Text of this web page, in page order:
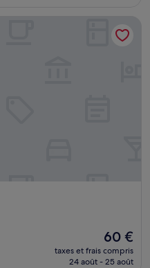
de
113 €
Le
nouveau
prix
60 €
taxes et frais compris
24 août - 25 août